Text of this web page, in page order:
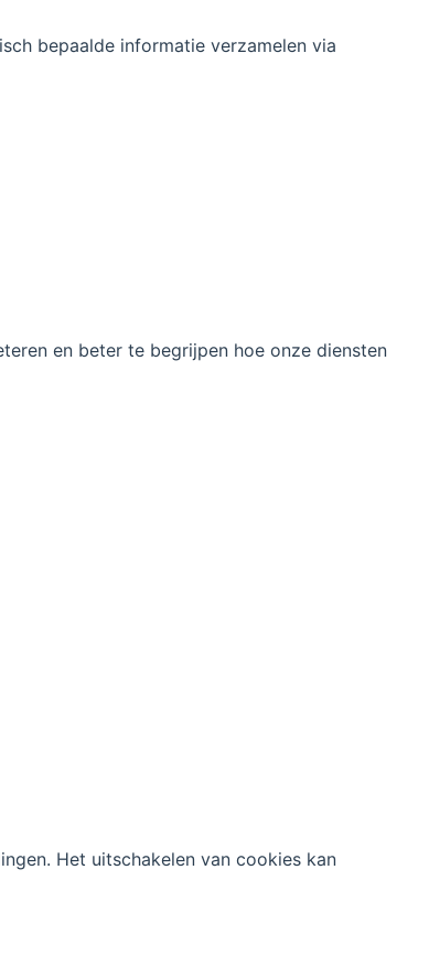
bepaalde informatie verzamelen via
en beter te begrijpen hoe onze diensten
Het uitschakelen van cookies kan